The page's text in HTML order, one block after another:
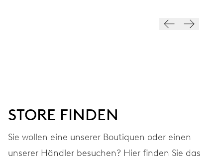
GARANTIE 2 Jahre
STORE FINDEN
Sie wollen eine unserer Boutiquen oder einen
unserer Händler besuchen? Hier finden Sie das